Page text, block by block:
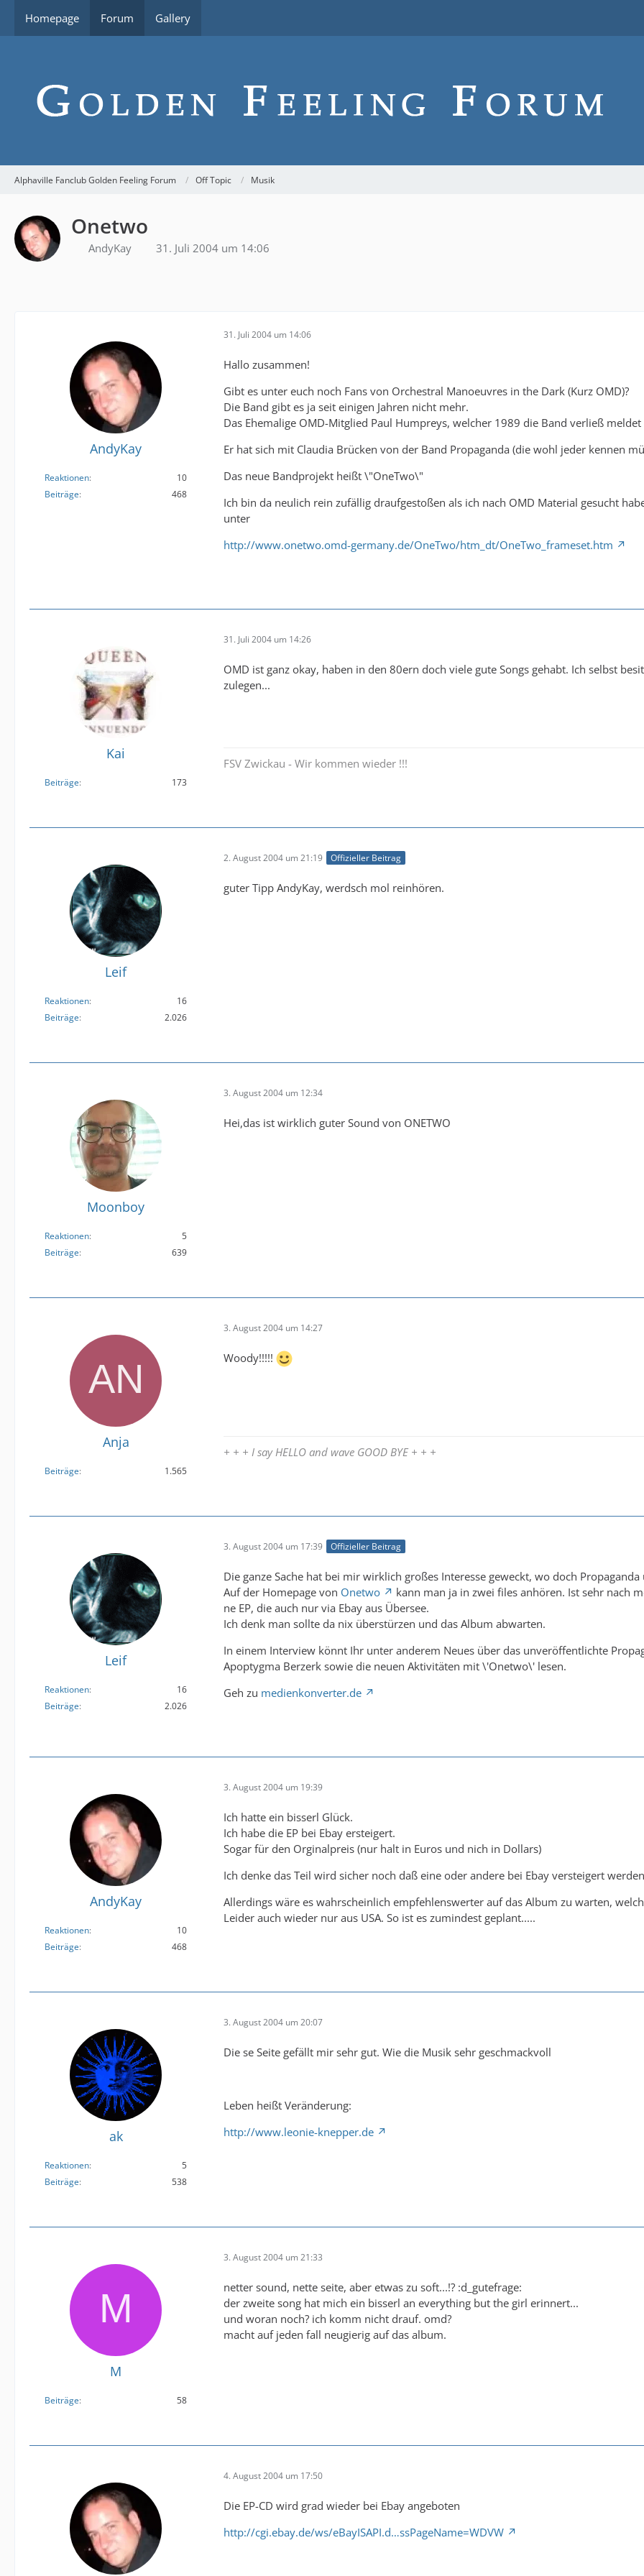
Homepage Forum Gallery
Alphaville Fanclub Golden Feeling Forum Off Topic Musik
Onetwo
AndyKay 31. Juli 2004 um 14:06
AndyKay
Reaktionen
10
Beiträge
468
31. Juli 2004 um 14:06
Hallo zusammen!
Gibt es unter euch noch Fans von Orchestral Manoeuvres in the Dark (Kurz OMD)?
Die Band gibt es ja seit einigen Jahren nicht mehr.
Das Ehemalige OMD-Mitglied Paul Humpreys, welcher 1989 die Band verließ
Er hat sich mit Claudia Brücken von der Band Propaganda (die wohl jeder kennen
Das neue Bandprojekt heißt \"OneTwo\"
Ich bin da neulich rein zufällig draufgestoßen als ich nach OMD Material gesucht
unter
http://www.onetwo.omd-germany.de/OneTwo/htm_dt/OneTwo_frameset.htm
Kai
Beiträge 173
31. Juli 2004 um 14:26
OMD ist ganz okay, haben in den 80ern doch viele gute Songs gehabt. Ich selbst
zulegen...
FSV Zwickau - Wir kommen wieder !!!
Leif
Reaktionen
16
Beiträge
2.026
2. August 2004 um 21:19 Offizieller Beitrag
guter Tipp AndyKay, werdsch mol reinhören.
Moonboy
Reaktionen
5
Beiträge
639
3. August 2004 um 12:34
Hei,das ist wirklich guter Sound von ONETWO
Anja
Beiträge 1.565
3. August 2004 um 14:27
Woody!!!!!
+ + + I say HELLO and wave GOOD BYE + + +
Leif
Reaktionen
16
Beiträge
2.026
3. August 2004 um 17:39 Offizieller Beitrag
Die ganze Sache hat bei mir wirklich großes Interesse geweckt, wo doch
Auf der Homepage von Onetwo
kann man ja in zwei files anhören. Ist sehr nach
ne EP, die auch nur via Ebay aus Übersee.
Ich denk man sollte da nix überstürzen und das Album abwarten.
In einem Interview könnt Ihr unter anderem Neues über das unveröffentlichte
Apoptygma Berzerk sowie die neuen Aktivitäten mit \'Onetwo\' lesen.
Geh zu medienkonverter.de
AndyKay
Reaktionen
10
Beiträge
468
3. August 2004 um 19:39
Ich hatte ein bisserl Glück.
Ich habe die EP bei Ebay ersteigert.
Sogar für den Orginalpreis (nur halt in Euros und nich in Dollars)
Ich denke das Teil wird sicher noch daß eine oder andere bei Ebay versteigert
Allerdings wäre es wahrscheinlich empfehlenswerter auf das Album zu warten,
Leider auch wieder nur aus USA. So ist es zumindest geplant.....
ak
Reaktionen
5
Beiträge
538
3. August 2004 um 20:07
Die se Seite gefällt mir sehr gut. Wie die Musik sehr geschmackvoll
Leben heißt Veränderung:
http://www.leonie-knepper.de
M
Beiträge 58
3. August 2004 um 21:33
netter sound, nette seite, aber etwas zu soft...!? :d_gutefrage:
der zweite song hat mich ein bisserl an everything but the girl erinnert...
und woran noch? ich komm nicht drauf. omd?
macht auf jeden fall neugierig auf das album.
4. August 2004 um 17:50
Die EP-CD wird grad wieder bei Ebay angeboten
http://cgi.ebay.de/ws/eBayISAPI.d…ssPageName=WDVW